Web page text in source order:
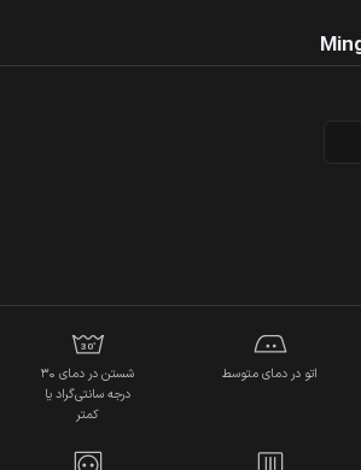
30˚
شستن در دمای ۳۰
درجه سانتی‌گراد یا
کمتر
اتو در دمای متوسط